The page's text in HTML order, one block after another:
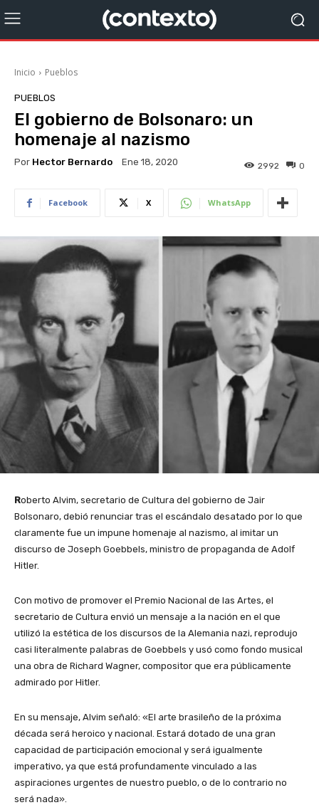
Inicio Pueblos
PUEBLOS
El gobierno de Bolsonaro: un
homenaje al nazismo
Por Hector Bernardo Ene 18, 2020 0
2992
Facebook X WhatsApp
Roberto Alvim, secretario de Cultura del gobierno de Jair
Bolsonaro, debió renunciar tras el escándalo desatado por lo que
claramente fue un impune homenaje al nazismo, al imitar un
discurso de Joseph Goebbels, ministro de propaganda de Adolf
Hitler.
Con motivo de promover el Premio Nacional de las Artes, el
secretario de Cultura envió un mensaje a la nación en el que
utilizó la estética de los discursos de la Alemania nazi, reprodujo
casi literalmente palabras de Goebbels y usó como fondo musical
una obra de Richard Wagner, compositor que era públicamente
admirado por Hitler.
En su mensaje, Alvim señaló: «El arte brasileño de la próxima
década será heroico y nacional. Estará dotado de una gran
capacidad de participación emocional y será igualmente
imperativo, ya que está profundamente vinculado a las
aspiraciones urgentes de nuestro pueblo, o de lo contrario no
será nada».